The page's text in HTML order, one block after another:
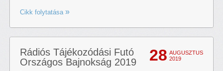
Cikk folytatása
28 AUGUSZTUS
2019
Rádiós Tájékozódási Futó
Országos Bajnokság 2019